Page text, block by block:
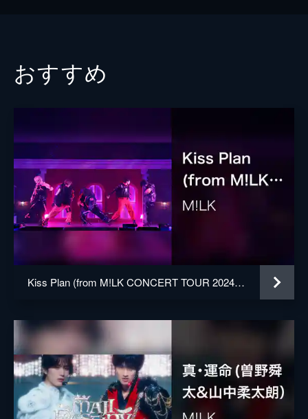
おすすめ
Kiss Plan (from M!LK CONCERT TOUR 2024「HERO」LIVE at ぴあアリーナ 2024.06.09)